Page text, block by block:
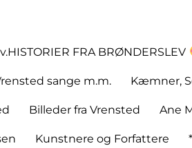
FRA BRØNDERSLEV
sange m.m. Kæmner,
Billeder fra Vrensted Ane
Kunstnere og Forfattere